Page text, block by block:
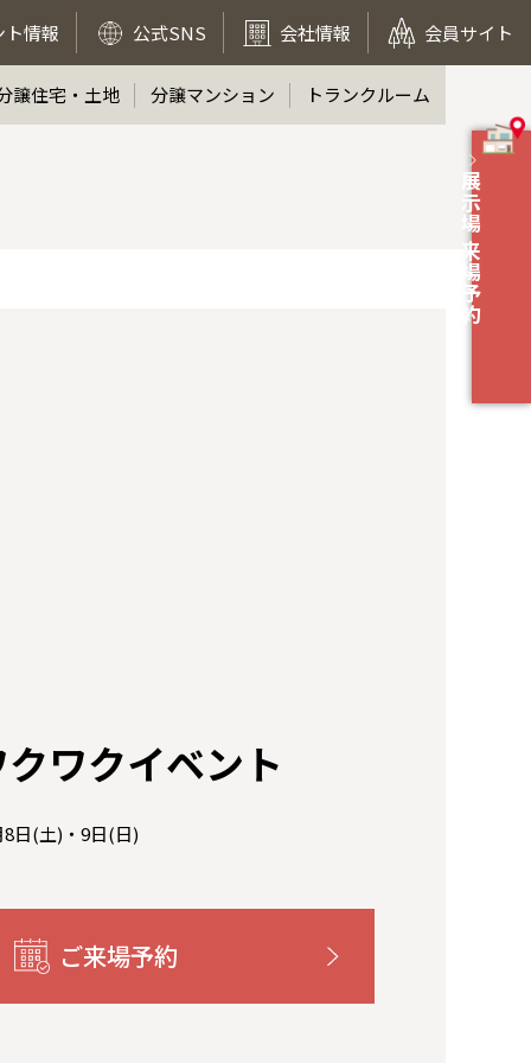
ト情報 公式SNS 会社情報 会員サイト
展示場 来場予約
譲住宅・土地 分譲マンション トランクルーム
ワクイベント
8日(土)・9日(日)
ご来場予約